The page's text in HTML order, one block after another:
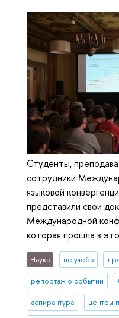
Студенты,
сотрудники
языковой
представили свои
Международной
которая прошла в
Наука не учеба
репортаж о событии
аспирантура центры